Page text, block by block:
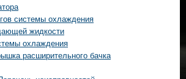
системы охлаждения
жидкости
охлаждения
расширительного бачка